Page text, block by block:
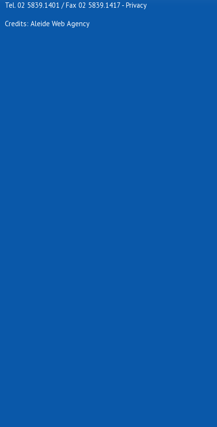
Tel. 02 5839.1401 / Fax 02 5839.1417 - Privacy
Credits: Aleide Web Agency